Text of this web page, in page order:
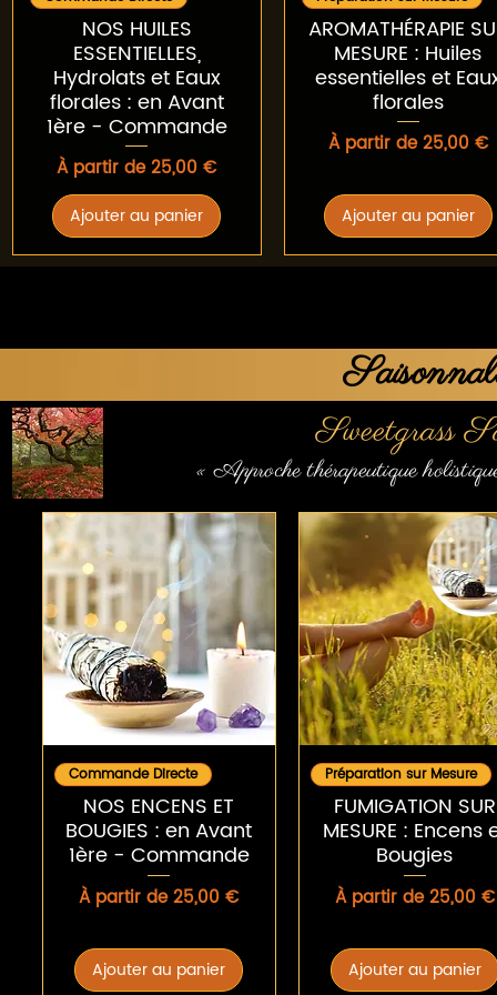
NOS HUILES
ESSENTIELLES,
Hydrolats et Eaux
florales : en Avant
1ère - Commande
À partir de25,00 €
Prix promotionnel
Ajouter au panier
AROMATHÉRAPIE
MESURE : Huiles
essentielles et
florales
À partir de25,00 €
Prix promotionnel
Ajouter au panier
Sweetgrass
« Approche thérapeutique
Aperçu rapide
Commande Directe
NOS ENCENS ET
BOUGIES : en Avant
1ère - Commande
À partir de25,00 €
Prix promotionnel
Ajouter au panier
Aperçu rapide
Préparation sur Mesure
FUMIGATION SUR
MESURE : Encens
Bougies
À partir de25,00 €
Prix promotionnel
Ajouter au panier